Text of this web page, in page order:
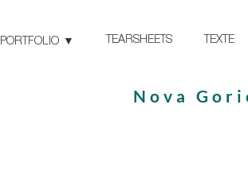
PORTFOLIO TEARSHEETS TEXTE
Nova